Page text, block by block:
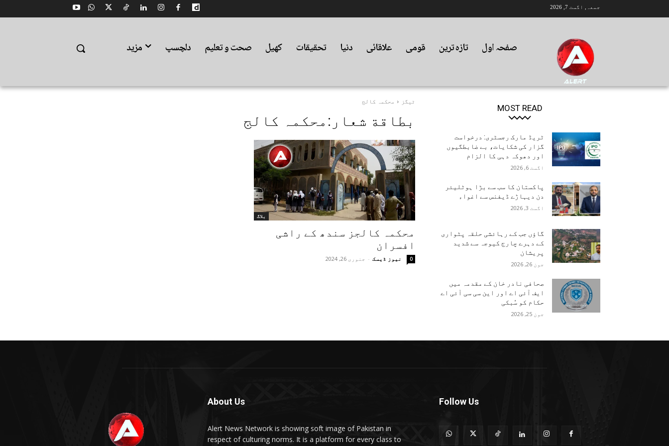
جمعہ, اگست 7, 2026
صفحہ اول تازہ ترین قومی علاقائی دنیا تحقیقات کھیل صحت و تعلیم دلچسپ مزید
ٹیگز محکمہ کالج
بطاقة شعار: محکمہ کالج
بلاگ
محکمہ کالجز سندھ کے راشی
افسران
نیوز ڈیسک - جنوری 26, 2024 0
MOST READ
ٹریڈ مارک رجسٹری: درخواست
گزار کی شکایات، بے ضابطگیوں
اور دھوکہ دہی کا الزام
اگست 6, 2026
پاکستان کا سب سے بڑا ہوٹلیئر
دن دیہاڑے ڈیفنس سے اغواء
اگست 3, 2026
گاؤں جب کے رہائشی حلقہ پٹواری
کے دہرے چارج کیوجہ سے شدید
پریشان
جون 26, 2026
صحافی نادر خان کے مقدمہ میں
ایف آئی اے اور این سی سی آئی اے
حکام کو سُبکی
جون 25, 2026
About Us
Alert News Network is showing soft image of Pakistan in
respect of culturing norms. It is a platform for every class to
Follow Us